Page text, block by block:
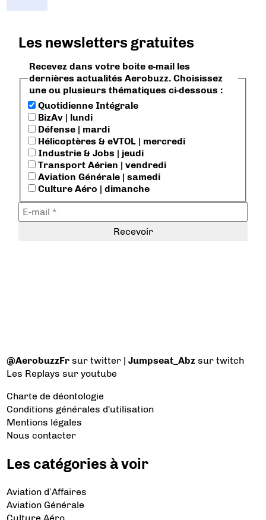
Les newsletters gratuites
Recevez dans votre boite e-mail les
dernières actualités Aerobuzz. Choisissez
une ou plusieurs thématiques ci-dessous :
Quotidienne Intégrale
BizAv | lundi
Défense | mardi
Hélicoptères & eVTOL | mercredi
Industrie & Jobs | jeudi
Transport Aérien | vendredi
Aviation Générale | samedi
Culture Aéro | dimanche
@AerobuzzFr sur twitter |Jumpseat_Abz sur twitch
Les Replays sur youtube
Charte de déontologie
Conditions générales d'utilisation
Mentions légales
Nous contacter
Les catégories à voir
Aviation d’Affaires
Aviation Générale